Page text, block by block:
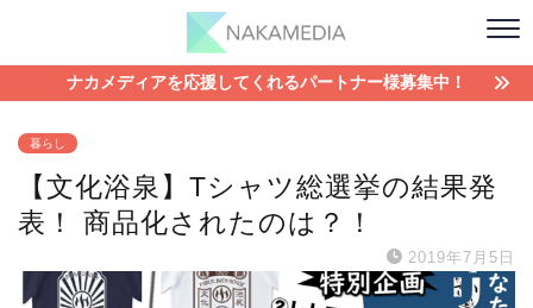
ナカメディアを応援してくれるパートナー様募集中！
暮らし
【文化浴泉】Tシャツ総選挙の結果発
表！ 商品化されたのは？！
2019年7月5日